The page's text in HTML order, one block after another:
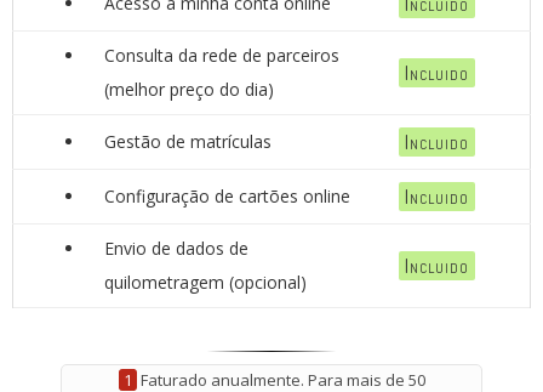
Consulta da rede de parceiros
(melhor preço do dia)
Incluido
Gestão de matrículas Incluido
Configuração de cartões online Incluido
Envio de dados de
quilometragem (opcional)
Incluido
1 Faturado anualmente. Para mais de 50